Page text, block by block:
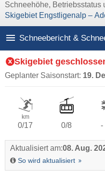
Schneehöhe, Betriebsstatus
Skigebiet Engstligenalp –
Schneebericht &
Skigebiet
Geplanter Saisonstart: 19.
km
0/17 0/8 -
Aktualisiert am:08. Aug.
So wird aktualisiert